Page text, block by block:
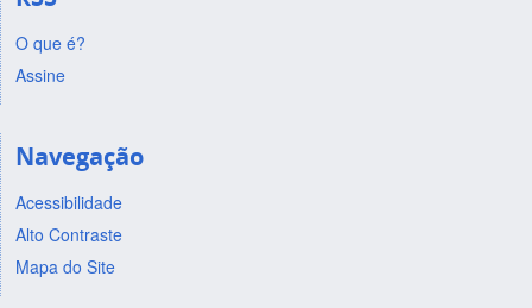
O que é?
Assine
Navegação
Acessibilidade
Alto Contraste
Mapa do Site